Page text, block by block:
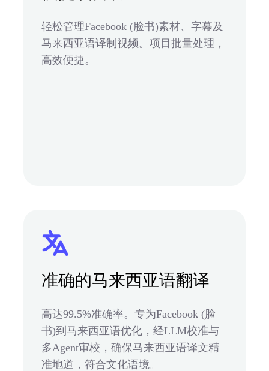
轻松管理Facebook (脸书)素材、字幕及
马来西亚语译制视频。项目批量处理，
高效便捷。
准确的马来西亚语翻译
高达99.5%准确率。专为Facebook (脸
书)到马来西亚语优化，经LLM校准与
多Agent审校，确保马来西亚语译文精
准地道，符合文化语境。